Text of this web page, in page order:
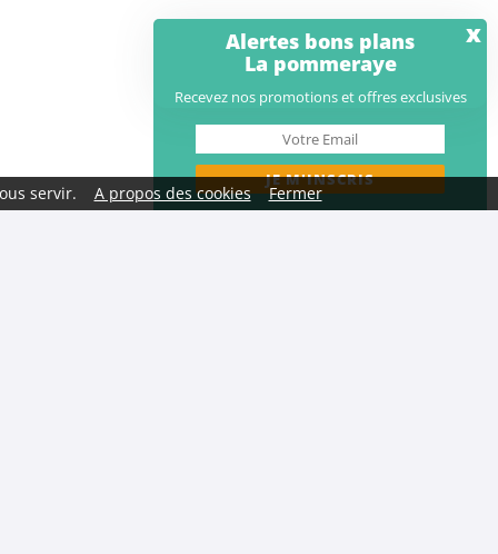
Alertes bons plans
La pommeraye
Recevez nos promotions et offres exclusives
x
servir. A propos des cookies Fermer